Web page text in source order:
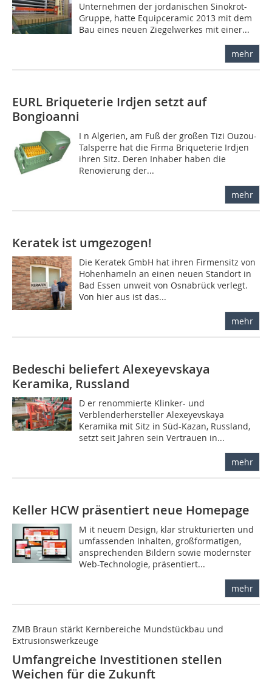
Unternehmen der jordanischen Sinokrot-
Gruppe, hatte Equipceramic 2013 mit dem
Bau eines neuen Ziegelwerkes mit einer...
mehr
EURL Briqueterie Irdjen setzt auf
Bongioanni
I n Algerien, am Fuß der großen Tizi Ouzou-
Talsperre hat die Firma Briqueterie Irdjen
ihren Sitz. Deren Inhaber haben die
Renovierung der...
mehr
Keratek ist umgezogen!
Die Keratek GmbH hat ihren Firmensitz von
Hohenhameln an einen neuen Standort in
Bad Essen unweit von Osnabrück verlegt.
Von hier aus ist das...
mehr
Bedeschi beliefert Alexeyevskaya
Keramika, Russland
D er renommierte Klinker- und
Verblenderhersteller Alexeyevskaya
Keramika mit Sitz in Süd-Kazan, Russland,
setzt seit Jahren sein Vertrauen in...
mehr
Keller HCW präsentiert neue Homepage
M it neuem Design, klar strukturierten und
umfassenden Inhalten, großformatigen,
ansprechenden Bildern sowie modernster
Web-Technologie, präsentiert...
mehr
ZMB Braun stärkt Kernbereiche Mundstückbau und
Extrusionswerkzeuge
Umfangreiche Investitionen stellen
Weichen für die Zukunft